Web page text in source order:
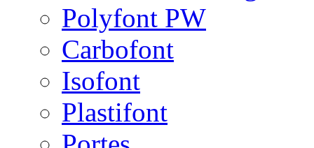
Polyfont PW
Carbofont
Isofont
Plastifont